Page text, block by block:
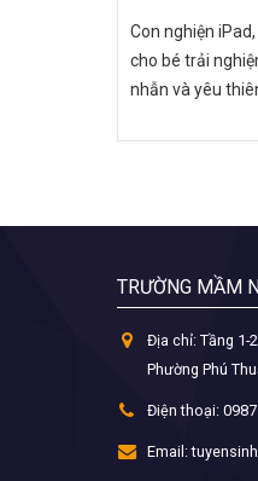
Con nghiện
cho bé trải
nhẫn và yêu
TRƯỜNG MẦM
Địa chỉ: Tầng 1-
Phường Phú
Điện thoại:
Email: